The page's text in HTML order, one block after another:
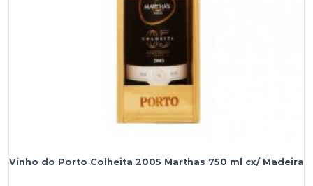
Vinho do Porto Colheita 2005 Marthas 750 ml cx/ Madeira